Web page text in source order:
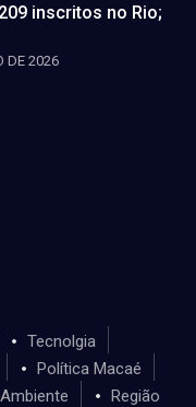
inscritos no Rio;
DE 2026
Tecnolgia
Política Macaé
Região